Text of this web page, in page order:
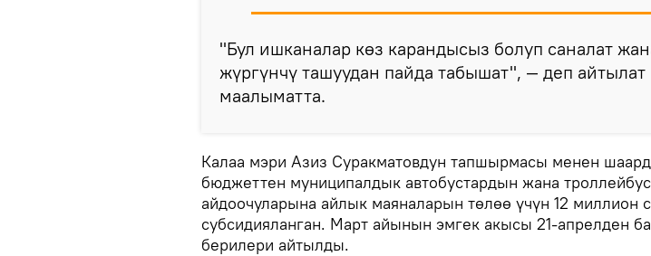
"Бул ишканалар көз карандысыз болуп саналат
жүргүнчү ташуудан пайда табышат", — деп айтылат
маалыматта.
Калаа мэри Азиз Суракматовдун тапшырмасы менен
бюджеттен муниципалдык автобустардын жана
айдоочуларына айлык маяналарын төлөө үчүн 12 миллион
субсидияланган. Март айынын эмгек акысы 21-апрелден
берилери айтылды.